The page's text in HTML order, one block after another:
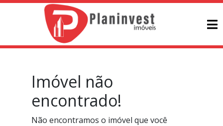
Imóvel não
encontrado!
Não encontramos o imóvel que você